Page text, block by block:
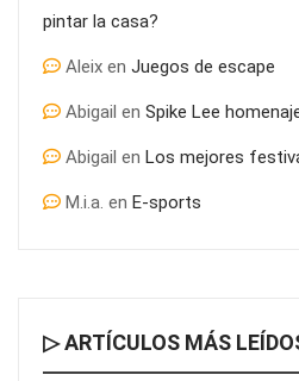
pintar la casa?
Aleix en Juegos de escape
Abigail en Spike Lee
Abigail en Los mejores
M.i.a. en E-sports
▷ ARTÍCULOS MÁS